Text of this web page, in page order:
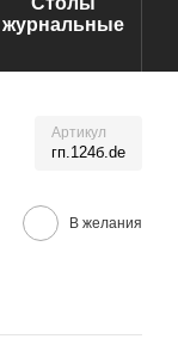
журнальные
Артикул
гп.124б.de
В желания